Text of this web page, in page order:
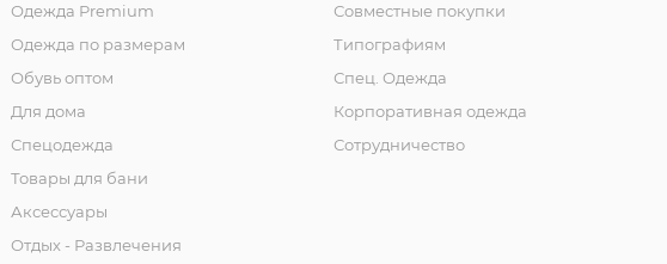
Одежда Premium
Одежда по размерам
Обувь оптом
Для дома
Спецодежда
Товары для бани
Аксессуары
Отдых - Развлечения
Совместные покупки
Типографиям
Спец. Одежда
Корпоративная одежда
Сотрудничество